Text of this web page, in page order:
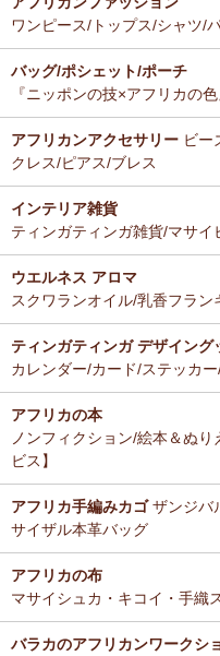
ーナー新入荷！
12/16：ガウチョパンツ～キ
新作登場！～楽ちんクロップ
12/16：キテンゲ 本革ショル
キテンゲ◇ハイクオリティ◇
技×アフリカの色』
12/4：ティンガティンガ・
名ごとに2つのカテゴリーで
→ 作家名 A―L
→ 作家
12/4：ティンガティンガ・ア
入荷！
私たちバラカは、チャリン
らも大切に紹介してまいりま
ナー新入荷！
12/3：巻くポーチ 〈2サイ
荷！
12/3：ティンガティンガ・
名ごとに2つのカテゴリーで
→ 作家名 A―L
→ 作家
11/25：ティンガティンガ・
→ 作家名 A―L
→ 作家
とても美味しくて毎日使って
す。
Ａ さまより ティンガテ
ドゥケさんの画は数年前から
ることにしました。とても楽
バラカの紅茶は香りがよくて
だきます。
Ｓ さまより キテンゲ平
以前プレゼントでいただいた
日使っています。
今回同じ「中サイズ」を買い
で、1センチくらい心持ち小
でもこちらもカワイイので化
ミルクティーに合わせる毎朝
非常に良く、長く家族で愛飲し
M さまより キテンゲde
ム リバーシブルOKへの
お揃いの柄のフレアスリーブ
気に入り♪
ワンピース/トップス/シャツ/
バッグ/ポシェット/ポーチ
『ニッポンの技×アフリカの
アフリカンアクセサリー ビー
クレス/ピアス/ブレス
インテリア雑貨
ティンガティンガ雑貨/マサ
ウエルネス アロマ
スクワランオイル/乳香フラ
ティンガティンガ デザイング
カレンダー/カード/ステッカ
アフリカの本
ノンフィクション/絵本＆ぬ
ビス】
アフリカ手編みカゴザンジバ
サイザル本革バッグ
アフリカの布
マサイシュカ・キコイ・手織
バラカのアフリカンワークシ